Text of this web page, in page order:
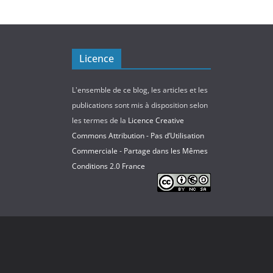
Licence
L'ensemble de ce blog, les articles et les
publications sont mis à disposition selon
les termes de la Licence Creative
Commons Attribution - Pas d’Utilisation
Commerciale - Partage dans les Mêmes
Conditions 2.0 France